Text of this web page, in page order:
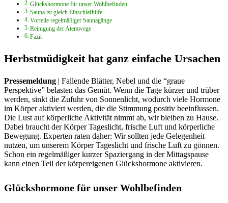
Glückshormone für unser Wohlbefinden
Sauna ist gleich Einschlafhilfe
Vorteile regelmäßiger Saunagänge
Reinigung der Atemwege
Fazit
Herbstmüdigkeit hat ganz einfache Ursachen
Pressemeldung | Fallende Blätter, Nebel und die “graue
Perspektive” belasten das Gemüt. Wenn die Tage kürzer und trüber
werden, sinkt die Zufuhr von Sonnenlicht, wodurch viele Hormone
im Körper aktiviert werden, die die Stimmung positiv beeinflussen.
Die Lust auf körperliche Aktivität nimmt ab, wir bleiben zu Hause.
Dabei braucht der Körper Tageslicht, frische Luft und körperliche
Bewegung. Experten raten daher: Wir sollten jede Gelegenheit
nutzen, um unserem Körper Tageslicht und frische Luft zu gönnen.
Schon ein regelmäßiger kurzer Spaziergang in der Mittagspause
kann einen Teil der körpereigenen Glückshormone aktivieren.
Glückshormone für unser Wohlbefinden